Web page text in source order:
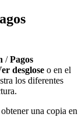
/Pagos
desglose o en el
los diferentes
una copia en